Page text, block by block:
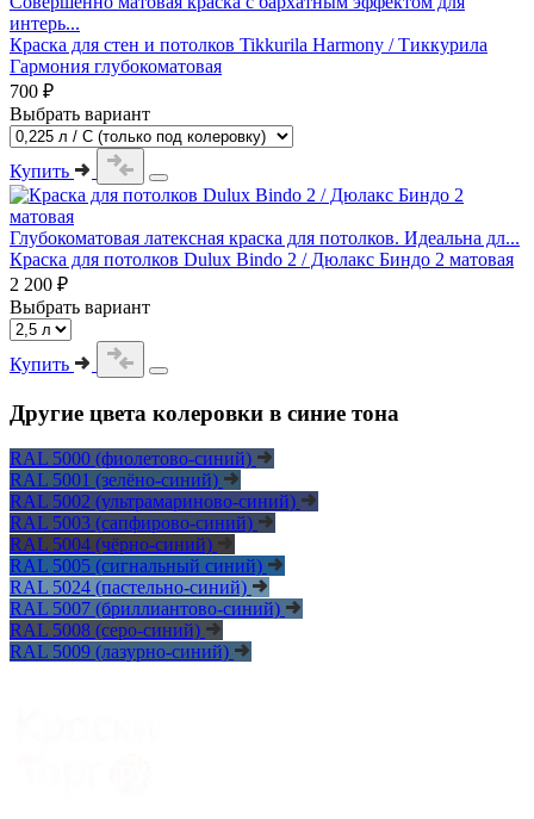
интерь...
Краска для стен и потолков Tikkurila Harmony / Тиккурила
Гармония глубокоматовая
700 ₽
Выбрать вариант
Купить
Глубокоматовая латексная краска для потолков. Идеальна дл...
Краска для потолков Dulux Bindo 2 / Дюлакс Биндо 2 матовая
2 200 ₽
Выбрать вариант
Купить
Другие цвета колеровки в синие тона
RAL 5000 (фиолетово-синий)
RAL 5001 (зелёно-синий)
RAL 5002 (ультрамариново-синий)
RAL 5003 (сапфирово-синий)
RAL 5004 (чёрно-синий)
RAL 5005 (cигнальный синий)
RAL 5024 (пастельно-синий)
RAL 5007 (бриллиантово-синий)
RAL 5008 (серо-синий)
RAL 5009 (лазурно-синий)